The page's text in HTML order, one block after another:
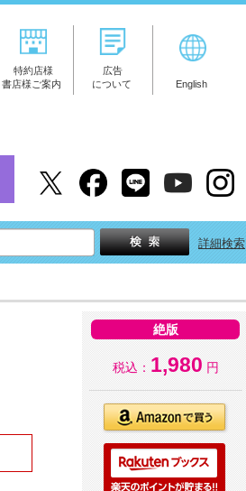
特約店様
書店様ご案内
広告
について
English
詳細検索
絶版
税込： 1,980 円